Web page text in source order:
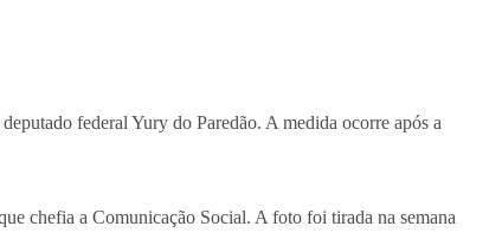
federal Yury do Paredão. A medida ocorre após a
chefia a Comunicação Social. A foto foi tirada na semana